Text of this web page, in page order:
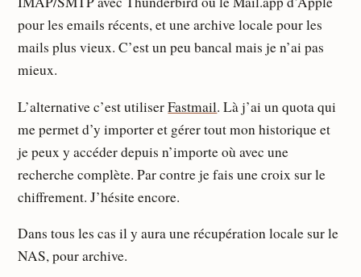
pour les emails récents, et une archive locale pour les
mails plus vieux. C’est un peu bancal mais je n’ai pas
mieux.
L’alternative c’est utiliserFastmail. Là j’ai un quota qui
me permet d’y importer et gérer tout mon historique et
je peux y accéder depuis n’importe où avec une
recherche complète. Par contre je fais une croix sur le
chiffrement. J’hésite encore.
Dans tous les cas il y aura une récupération locale sur le
NAS, pour archive.